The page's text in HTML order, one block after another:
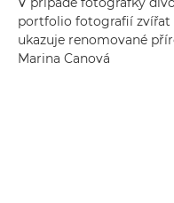
portfolio fotografií zvířat
ukazuje renomované
Marina Canová